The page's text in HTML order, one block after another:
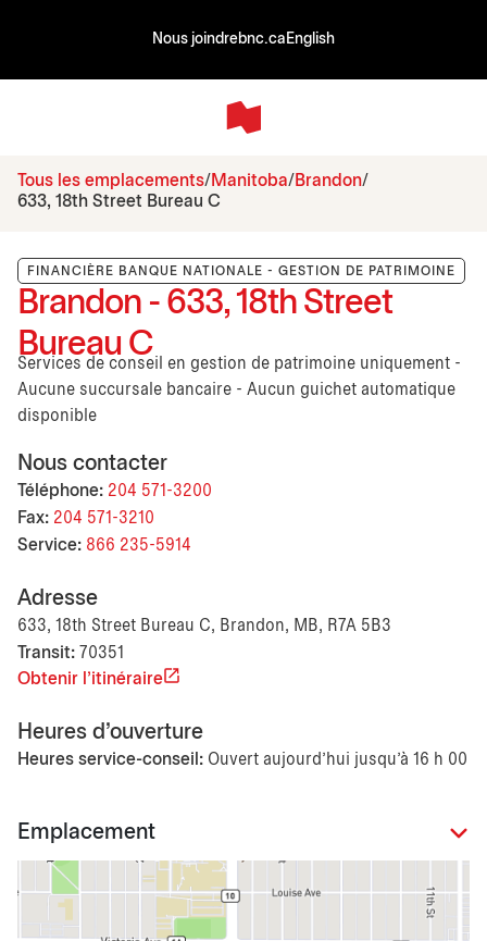
Nous joindrebnc.ca English
Tous les emplacements Manitoba
Brandon
633, 18th Street Bureau C
FINANCIÈRE BANQUE NATIONALE - GESTION DE PATRIMOINE
Brandon - 633, 18th Street
Bureau C
Services de conseil en gestion de patrimoine uniquement -
Aucune succursale bancaire - Aucun guichet automatique
disponible
Nous contacter
Téléphone: 204 571-3200
Fax: 204 571-3210
Service: 866 235-5914
Adresse
633, 18th Street Bureau C, Brandon, MB, R7A 5B3
Transit: 70351
Obtenir l'itinéraire
Heures d'ouverture
Heures service-conseil: Ouvert aujourd’hui jusqu'à 16 h 00
Emplacement